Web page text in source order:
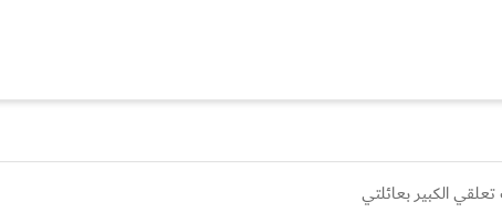
الكبير بعائلتي